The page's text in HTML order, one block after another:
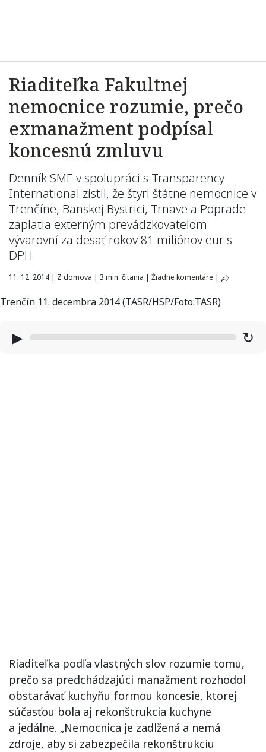
Riaditeľka Fakultnej
nemocnice rozumie, prečo
exmanažment podpísal
koncesnú zmluvu
Denník SME v spolupráci s Transparency
International zistil, že štyri štátne nemocnice v
Trenčíne, Banskej Bystrici, Trnave a Poprade
zaplatia externým prevádzkovateľom
vývarovní za desať rokov 81 miliónov eur s
DPH
11. 12. 2014 | Z domova | 3 min. čítania | Žiadne komentáre |
Trenčín 11. decembra 2014 (TASR/HSP/Foto:TASR)
▶ ↻
Riaditeľka podľa vlastných slov rozumie tomu,
prečo sa predchádzajúci manažment rozhodol
obstarávať kuchyňu formou koncesie, ktorej
súčasťou bola aj rekonštrukcia kuchyne
a jedálne. „Nemocnica je zadlžená a nemá
zdroje, aby si zabezpečila rekonštrukciu